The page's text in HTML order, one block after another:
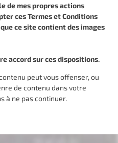
de mes propres actions
ces Termes et Conditions
ce site contient des images
accord sur ces dispositions.
peut vous offenser, ou
de contenu dans votre
à ne pas continuer.